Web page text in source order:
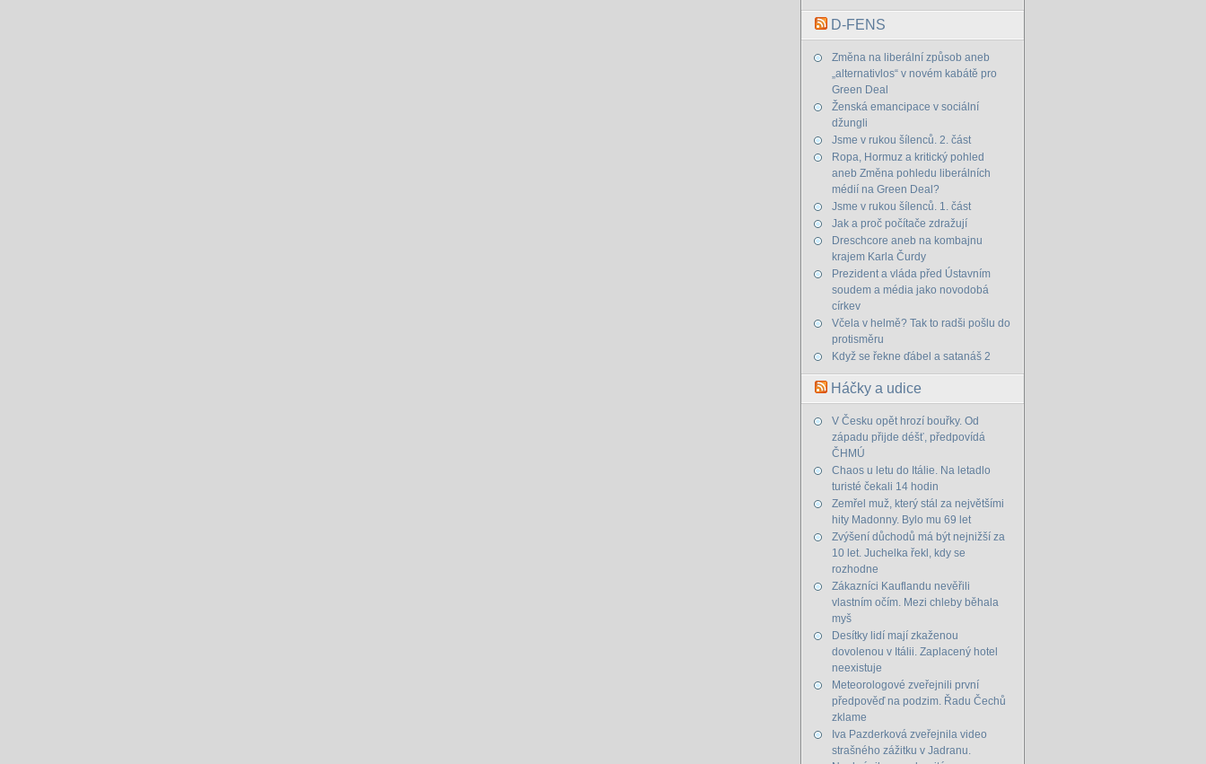
D-FENS
Změna na liberální způsob aneb
„alternativlos“ v novém kabátě pro
Green Deal
Ženská emancipace v sociální
džungli
Jsme v rukou šílenců. 2. část
Ropa, Hormuz a kritický pohled
aneb Změna pohledu liberálních
médií na Green Deal?
Jsme v rukou šílenců. 1. část
Jak a proč počítače zdražují
Dreschcore aneb na kombajnu
krajem Karla Čurdy
Prezident a vláda před Ústavním
soudem a média jako novodobá
církev
Včela v helmě? Tak to radši pošlu do
protisměru
Když se řekne ďábel a satanáš 2
Háčky a udice
V Česku opět hrozí bouřky. Od
západu přijde déšť, předpovídá
ČHMÚ
Chaos u letu do Itálie. Na letadlo
turisté čekali 14 hodin
Zemřel muž, který stál za největšími
hity Madonny. Bylo mu 69 let
Zvýšení důchodů má být nejnižší za
10 let. Juchelka řekl, kdy se
rozhodne
Zákazníci Kauflandu nevěřili
vlastním očím. Mezi chleby běhala
myš
Desítky lidí mají zkaženou
dovolenou v Itálii. Zaplacený hotel
neexistuje
Meteorologové zveřejnili první
předpověď na podzim. Řadu Čechů
zklame
Iva Pazderková zveřejnila video
strašného zážitku v Jadranu.